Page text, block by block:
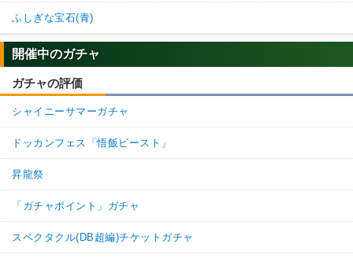
ふしぎな宝石(青)
開催中のガチャ
ガチャの評価
シャイニーサマーガチャ
ドッカンフェス「悟飯ビースト」
昇龍祭
「ガチャポイント」ガチャ
スペクタクル(DB超編)チケットガチャ